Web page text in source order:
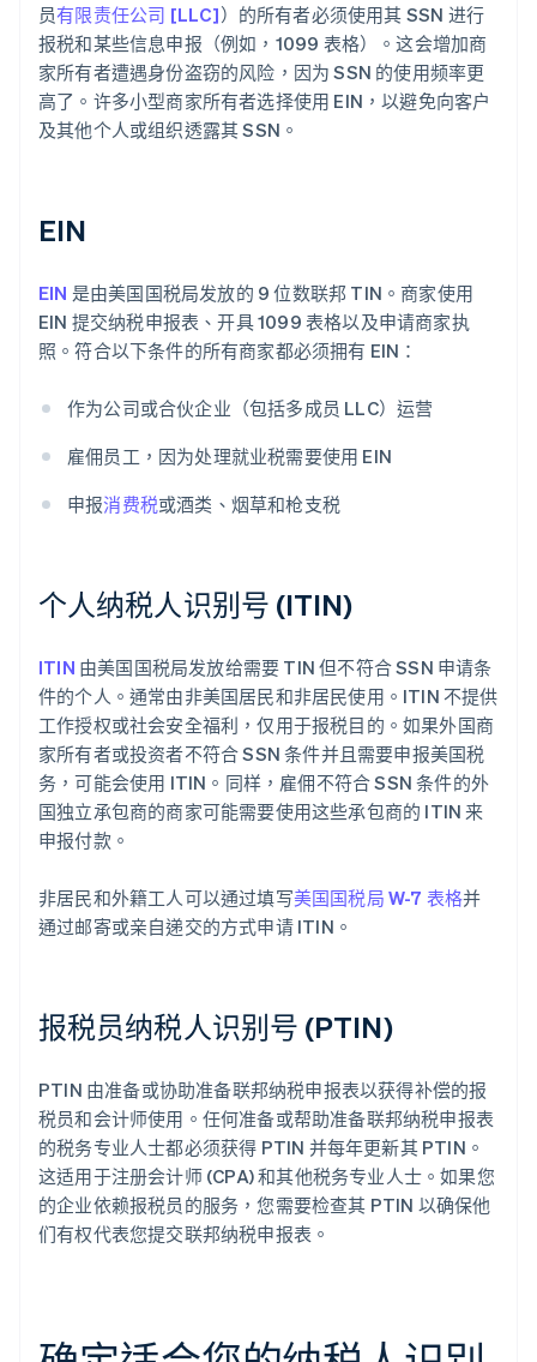
员有限责任公司 [LLC]）的所有者必须使用其 SSN 进行
报税和某些信息申报（例如，1099 表格）。这会增加商
家所有者遭遇身份盗窃的风险，因为 SSN 的使用频率更
高了。许多小型商家所有者选择使用 EIN，以避免向客户
及其他个人或组织透露其 SSN。
EIN
EIN 是由美国国税局发放的 9 位数联邦 TIN。商家使用
EIN 提交纳税申报表、开具 1099 表格以及申请商家执
照。符合以下条件的所有商家都必须拥有 EIN：
作为公司或合伙企业（包括多成员 LLC）运营
雇佣员工，因为处理就业税需要使用 EIN
申报消费税或酒类、烟草和枪支税
个人纳税人识别号 (ITIN)
ITIN 由美国国税局发放给需要 TIN 但不符合 SSN 申请条
件的个人。通常由非美国居民和非居民使用。ITIN 不提供
工作授权或社会安全福利，仅用于报税目的。如果外国商
家所有者或投资者不符合 SSN 条件并且需要申报美国税
务，可能会使用 ITIN。同样，雇佣不符合 SSN 条件的外
国独立承包商的商家可能需要使用这些承包商的 ITIN 来
申报付款。
非居民和外籍工人可以通过填写美国国税局 W-7 表格并
通过邮寄或亲自递交的方式申请 ITIN。
报税员纳税人识别号 (PTIN)
PTIN 由准备或协助准备联邦纳税申报表以获得补偿的报
税员和会计师使用。任何准备或帮助准备联邦纳税申报表
的税务专业人士都必须获得 PTIN 并每年更新其 PTIN。
这适用于注册会计师 (CPA) 和其他税务专业人士。如果您
的企业依赖报税员的服务，您需要检查其 PTIN 以确保他
们有权代表您提交联邦纳税申报表。